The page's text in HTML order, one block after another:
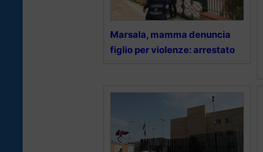
Marsala, mamma denuncia
figlio per violenze: arrestato